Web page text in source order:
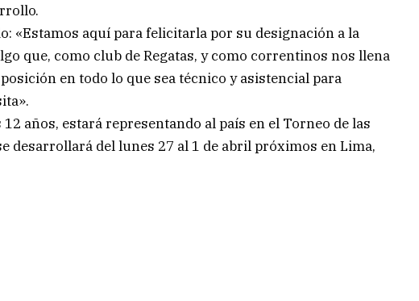
«Estamos aquí para felicitarla por su designación a la
que, como club de Regatas, y como correntinos nos llena
en todo lo que sea técnico y asistencial para
años, estará representando al país en el Torneo de las
desarrollará del lunes 27 al 1 de abril próximos en Lima,